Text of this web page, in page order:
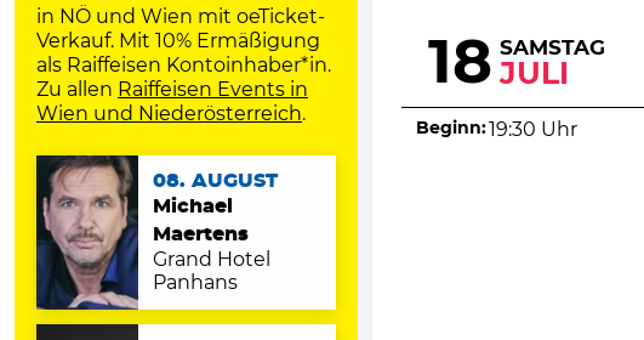
18 SAMSTAG
JULI
Beginn: 19:30 Uhr
in NÖ und Wien mit oeTicket-
Verkauf. Mit 10% Ermäßigung
als Raiffeisen Kontoinhaber*in.
Zu allen Raiffeisen Events in
Wien und Niederösterreich.
08. AUGUST
Michael
Maertens
Grand Hotel
Panhans